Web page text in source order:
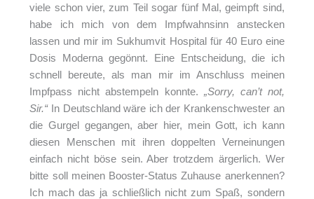
viele schon vier, zum Teil sogar fünf Mal, geimpft sind,
habe ich mich von dem Impfwahnsinn anstecken
lassen und mir im Sukhumvit Hospital für 40 Euro eine
Dosis Moderna gegönnt. Eine Entscheidung, die ich
schnell bereute, als man mir im Anschluss meinen
Impfpass nicht abstempeln konnte. „Sorry, can’t not,
Sir.“ In Deutschland wäre ich der Krankenschwester an
die Gurgel gegangen, aber hier, mein Gott, ich kann
diesen Menschen mit ihren doppelten Verneinungen
einfach nicht böse sein. Aber trotzdem ärgerlich. Wer
bitte soll meinen Booster-Status Zuhause anerkennen?
Ich mach das ja schließlich nicht zum Spaß, sondern